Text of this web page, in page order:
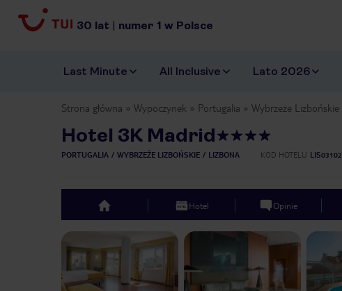
30 lat | numer 1 w Polsce
Last Minute All Inclusive Lato 2026
Strona główna Wypoczynek Portugalia Wybrzeże Lizbońskie
Hotel 3K Madrid
PORTUGALIA WYBRZEŻE LIZBOŃSKIE LIZBONA KOD HOTELU LIS03102
top Hotel Opinie